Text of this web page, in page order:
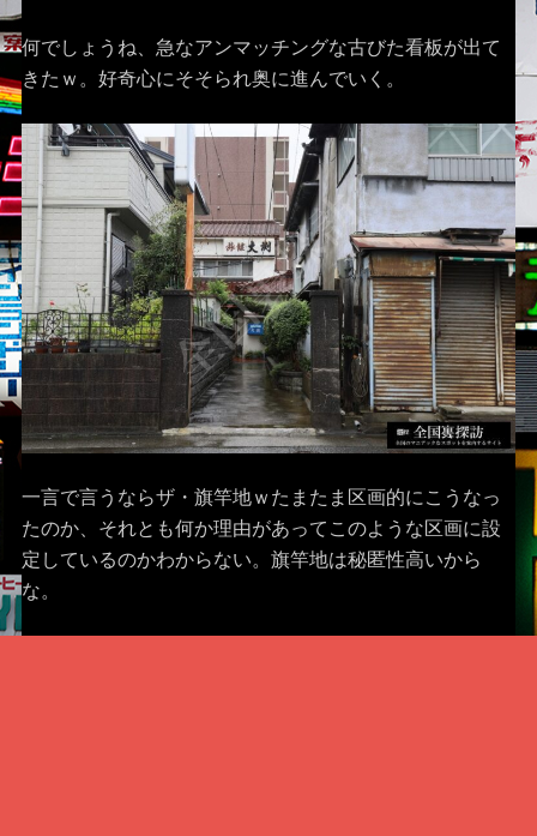
何でしょうね、急なアンマッチングな古びた看板が出て
きたｗ。好奇心にそそられ奥に進んでいく。
一言で言うならザ・旗竿地ｗたまたま区画的にこうなっ
たのか、それとも何か理由があってこのような区画に設
定しているのかわからない。旗竿地は秘匿性高いから
な。